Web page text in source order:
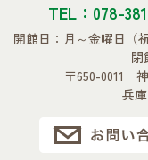
TEL：078-
開館日：月～金曜日 （
閉
〒650-0011
兵